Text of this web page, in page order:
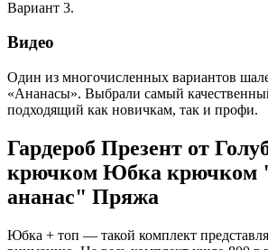
Вариант 3.
Видео
Один из многочисленных вариантов
«Ананасы». Выбрали самый
подходящий как новичкам, так и профи.
Гардероб Презент от
крючком Юбка крючком
ананас" Пряжа
Юбка + топ — такой комплект